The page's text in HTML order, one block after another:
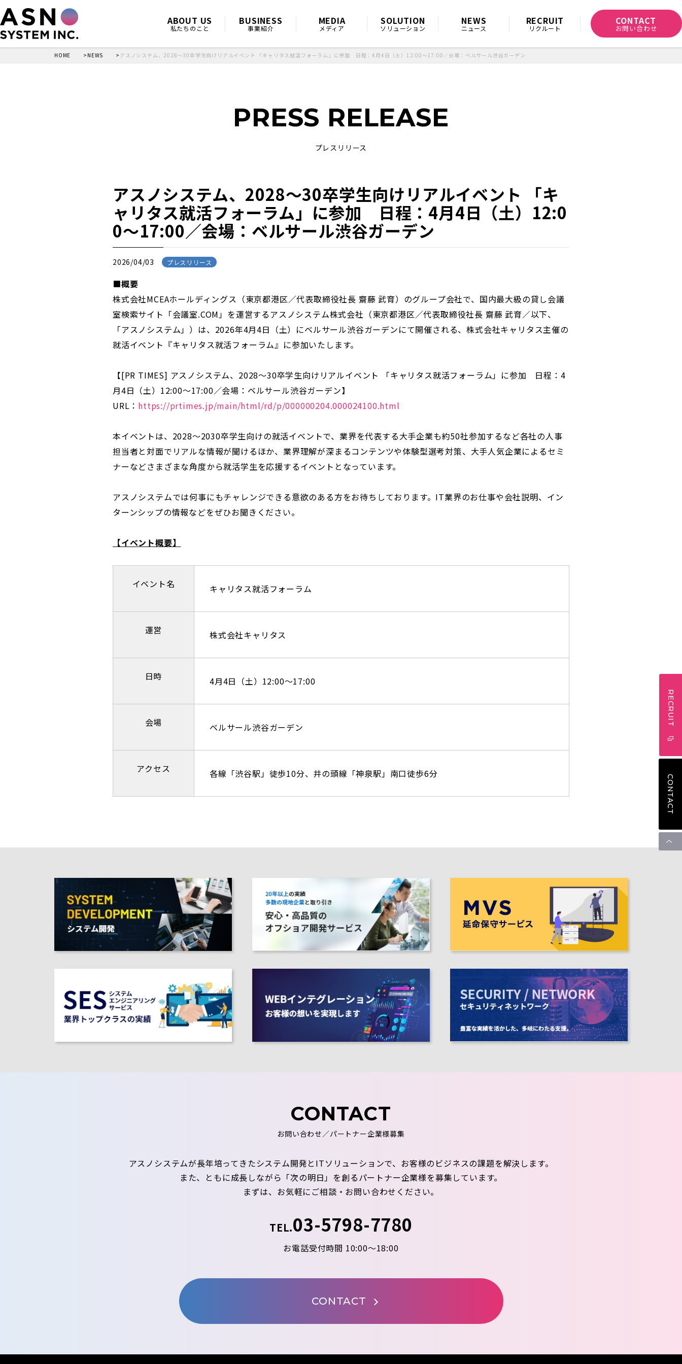
ABOUT US
私たちのこと
BUSINESS
事業紹介
MEDIA
メディア
SOLUTION
ソリューション
NEWS
ニュース
RECRUIT
リクルート
CONTACT
お問い合わせ
RECRUIT
CONTACT
HOME NEWS アスノシステム、2028～30卒学生向けリアルイベント 「キャリタス就活フォーラム」に参加 日程：4月4日（土）12:00～17:00／会場：ベルサール渋谷ガーデン
PRESS RELEASE
プレスリリース
アスノシステム、2028～30卒学生向けリアルイベント 「キ
ャリタス就活フォーラム」に参加 日程：4月4日（土）12:0
0～17:00／会場：ベルサール渋谷ガーデン
2026/04/03 プレスリリース
■概要
株式会社MCEAホールディングス（東京都港区／代表取締役社長 齋藤 武育）のグループ会社で、国内最大級の貸し会議
室検索サイト「会議室.COM」を運営するアスノシステム株式会社（東京都港区／代表取締役社長 齋藤 武育／以下、
「アスノシステム」）は、2026年4月4日（土）にベルサール渋谷ガーデンにて開催される、株式会社キャリタス主催の
就活イベント『キャリタス就活フォーラム』に参加いたします。
【[PR TIMES] アスノシステム、2028～30卒学生向けリアルイベント 「キャリタス就活フォーラム」に参加 日程：4
月4日（土）12:00～17:00／会場：ベルサール渋谷ガーデン】
URL： https://prtimes.jp/main/html/rd/p/000000204.000024100.html
本イベントは、2028～2030卒学生向けの就活イベントで、業界を代表する大手企業も約50社参加するなど各社の人事
担当者と対面でリアルな情報が聞けるほか、業界理解が深まるコンテンツや体験型選考対策、大手人気企業によるセミ
ナーなどさまざまな角度から就活学生を応援するイベントとなっています。
アスノシステムでは何事にもチャレンジできる意欲のある方をお待ちしております。IT業界のお仕事や会社説明、イン
ターンシップの情報などをぜひお聞きください。
【イベント概要】
イベント名 キャリタス就活フォーラム
運営 株式会社キャリタス
日時 4月4日（土）12:00～17:00
会場 ベルサール渋谷ガーデン
アクセス 各線「渋谷駅」徒歩10分、井の頭線「神泉駅」南口徒歩6分
CONTACT
お問い合わせ／パートナー企業様募集
アスノシステムが長年培ってきたシステム開発とITソリューションで、お客様のビジネスの課題を解決します。
また、ともに成長しながら「次の明日」を創るパートナー企業様を募集しています。
まずは、お気軽にご相談・お問い合わせください。
TEL.03-5798-7780
お電話受付時間 10:00～18:00
CONTACT